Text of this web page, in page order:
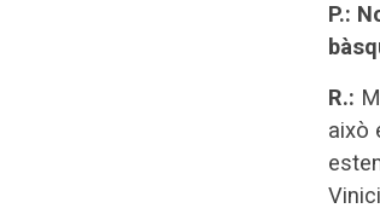
P.:
R.:
això